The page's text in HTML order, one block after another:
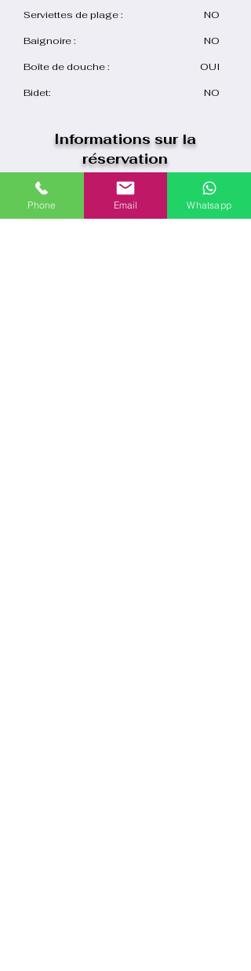
Serviettes de plage : NO
Baignoire : NO
Boîte de douche : OUI
Bidet: NO
Informations sur la
réservation
Check-in: 15:00
Check-out: 10:00
Phone Email Whatsapp